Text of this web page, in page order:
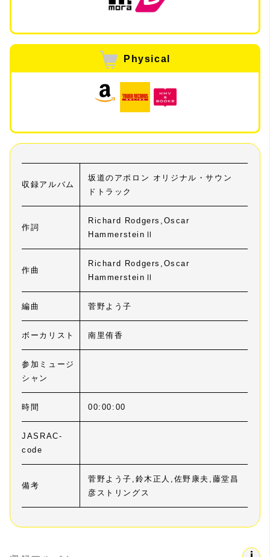
Physical
収録アルバム
坂道のアポロン オリジナル・サウン
ドトラック
作詞
Richard Rodgers,Oscar
HammersteinⅡ
作曲
Richard Rodgers,Oscar
HammersteinⅡ
編曲 菅野よう子
ボーカリスト 南里侑香
参加ミュージ
シャン
時間 00:00:00
JASRAC-
code
備考
菅野よう子,鈴木正人,佐野康夫,藤堂昌
彦ストリングス